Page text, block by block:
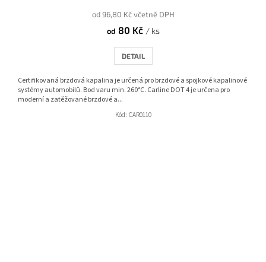
od 96,80 Kč včetně DPH
od 80 Kč / ks
DETAIL
Certifikovaná brzdová kapalina je určená pro brzdové a spojkové kapalinové
systémy automobilů. Bod varu min. 260°C. Carline DOT 4 je určena pro
moderní a zatěžované brzdové a...
Kód: CAR0110